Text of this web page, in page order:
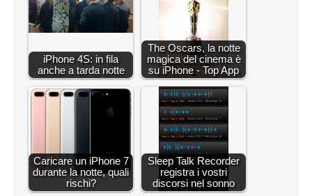
iPhone 4S: in fila
anche a tarda notte
The Oscars, la notte
magica del cinema è
su iPhone - Top App
Caricare un iPhone 7
durante la notte, quali
rischi?
Sleep Talk Recorder
registra i vostri
discorsi nel sonno